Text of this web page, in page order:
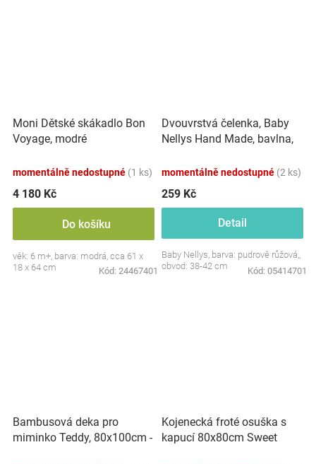
Moni Dětské skákadlo Bon
Voyage, modré
momentálně nedostupné (1 ks)
4 180 Kč
Do košíku
věk: 6 m+, barva: modrá, cca 61 x
18 x 64 cm
Kód: 24467401
Dvouvrstvá čelenka, Baby
Nellys Hand Made, bavlna,
růžová, 80/98
momentálně nedostupné (2 ks)
259 Kč
Detail
Baby Nellys, barva: pudrově růžová,,
obvod: 38-42 cm
Kód: 05414701
Bambusová deka pro
miminko Teddy, 80x100cm -
Kojenecká froté osuška s
kapucí 80x80cm Sweet